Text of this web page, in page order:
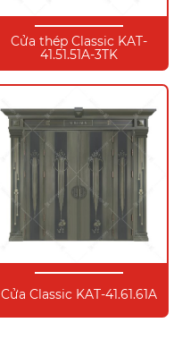
Cửa thép Classic KAT-
41.51.51A-3TK
Cửa Classic KAT-41.61.61A